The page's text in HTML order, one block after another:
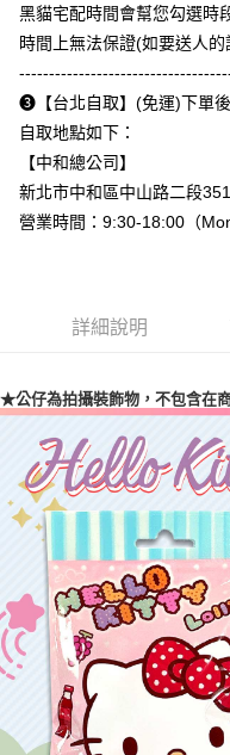
【注意事項】
１．透過由恩沛科技股份有限
２．關於個人資料處理事宜，
https://aftee.tw/terms/#terms3
３．未成年的使用者請事先徵
「AFTEE先享後付」，若未經
任。
４．使用「AFTEE先享後付」
黑貓宅配時間會幫您勾選時
時間上無法保證(如要送人
➌【台北自取】(免運)下單
自取地點如下：
【中和總公司】
新北市中和區中山路二段
營業時間：9:30-18:00（
詳細說明
★公仔為拍攝裝飾物，不包含在